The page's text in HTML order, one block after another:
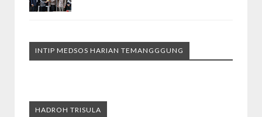
INTIP MEDSOS HARIAN TEMANGGGUNG
HADROH TRISULA